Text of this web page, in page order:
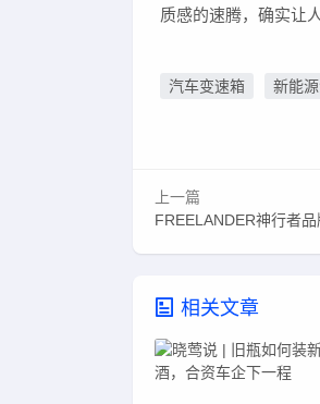
质感的速腾，确实让
汽车变速箱 新能
上一篇
FREELANDER神行者
相关文章